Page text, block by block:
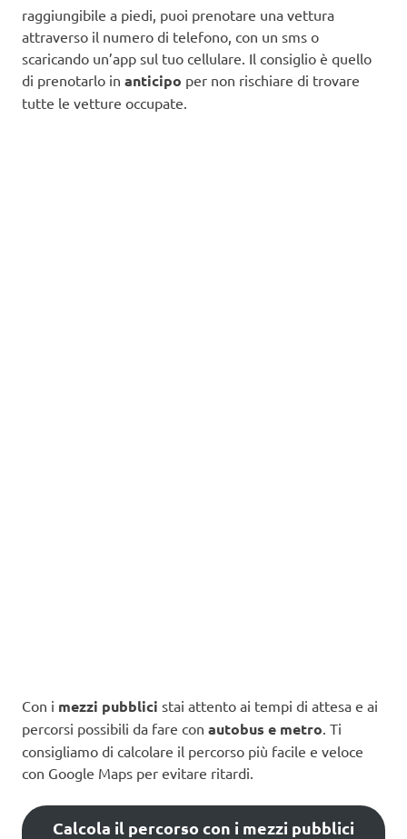
raggiungibile a piedi, puoi prenotare una vettura
attraverso il numero di telefono, con un sms o
scaricando un’app sul tuo cellulare. Il consiglio è quello
di prenotarlo in anticipo per non rischiare di trovare
tutte le vetture occupate.
Con i mezzi pubblici stai attento ai tempi di attesa e ai
percorsi possibili da fare con autobus e metro. Ti
consigliamo di calcolare il percorso più facile e veloce
con Google Maps per evitare ritardi.
Calcola il percorso con i mezzi pubblici